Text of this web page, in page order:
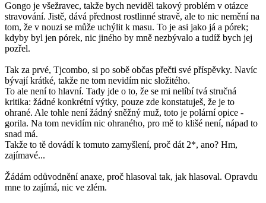
Gongo je všežravec, takže bych neviděl takový problém v otázce
stravování. Jistě, dává přednost rostlinné stravě, ale to nic nemění na
tom, že v nouzi se může uchýlit k masu. To je asi jako já a pórek;
kdyby byl jen pórek, nic jiného by mně nezbývalo a tudíž bych jej
pozřel.
Tak za prvé, Tjcombo, si po sobě občas přečti své příspěvky. Navíc
bývají krátké, takže ne tom nevidím nic složitého.
To ale není to hlavní. Tady jde o to, že se mi nelíbí tvá stručná
kritika: žádné konkrétní výtky, pouze zde konstatuješ, že je to
ohrané. Ale tohle není žádný sněžný muž, toto je polární opice -
gorila. Na tom nevidím nic ohraného, pro mě to klišé není, nápad to
snad má.
Takže to tě dovádí k tomuto zamyšlení, proč dát 2*, ano? Hm,
zajímavé...
Žádám odůvodnění anaxe, proč hlasoval tak, jak hlasoval. Opravdu
mne to zajímá, nic ve zlém.